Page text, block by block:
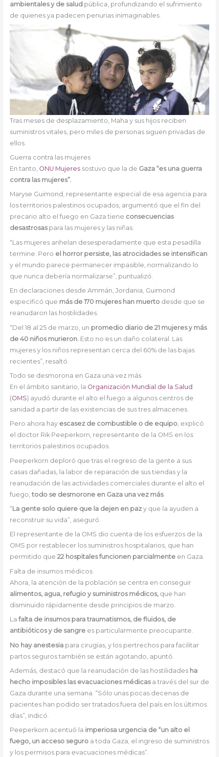
ambientales y de saludpública, profundizando el sufrimiento
de quienes ya padecen penurias inimaginables.
Tras meses de desplazamiento, Maha y sus hijos reciben
suministros vitales, pero miles de personas siguen privadas de
ellos.
Guerra contra las mujeres
En tanto, ONU Mujeressostuvo que la de Gaza “es una guerra
contra las mujeres”.
Maryse Guimond, representante especial de esa agencia para
los territorios palestinos ocupados, argumentó que el fin del
precario alto el fuego en Gaza tiene consecuencias
desastrosas para las mujeres y las niñas.
“Las mujeres anhelan desesperadamente que esta pesadilla
termine. Pero el horror persiste, las atrocidades se intensifican
y el mundo parece permanecer impasible, normalizando lo
que nunca debería normalizarse”, puntualizó.
En declaraciones desde Ammán, Jordania, Guimond
especificó que más de 170 mujeres han muertodesde que se
reanudaron las hostilidades.
“Del 18 al 25 de marzo, un promedio diario de 21 mujeres y más
de 40 niños murieron. Esto no es un daño colateral. Las
mujeres y los niños representan cerca del 60% de las bajas
recientes”, resaltó.
Todo se desmorona en Gaza una vez más
En el ámbito sanitario, la Organización Mundial de la Salud
(OMS) ayudó durante el alto el fuego a algunos centros de
sanidad a partir de las existencias de sus tres almacenes.
Pero ahora hay escasez de combustible o de equipo, explicó
el doctor Rik Peeperkorn, representante de la OMS en los
territorios palestinos ocupados.
Peeperkorn deploró que tras el regreso de la gente a sus
casas dañadas, la labor de reparación de sus tiendas y la
reanudación de las actividades comerciales durante el alto el
fuego, todo se desmorone en Gaza una vez más.
“La gente solo quiere que la dejen en pazy que la ayuden a
reconstruir su vida”, aseguró.
El representante de la OMS dio cuenta de los esfuerzos de la
OMS por restablecer los suministros hospitalarios, que han
permitido que 22 hospitales funcionen parcialmenteen Gaza.
Falta de insumos médicos
Ahora, la atención de la población se centra en conseguir
alimentos, agua, refugio y suministros médicos, que han
disminuido rápidamente desde principios de marzo.
La falta de insumos para traumatismos, de fluidos, de
antibióticos y de sangrees particularmente preocupante.
No hay anestesiapara cirugías, y los pertrechos para facilitar
partos seguros también se están agotando, apuntó.
Además, destacó que la reanudación de las hostilidades ha
hecho imposibles las evacuaciones médicas a través del sur de
Gaza durante una semana. “Sólo unas pocas decenas de
pacientes han podido ser tratados fuera del país en los últimos
días”, indicó.
Peeperkorn acentuó la imperiosa urgencia de “un alto el
fuego, un acceso seguroa toda Gaza, el ingreso de suministros
y los permisos para evacuaciones médicas”.